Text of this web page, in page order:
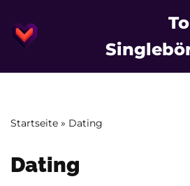
Skip
content
Startseite » Dating
Dating